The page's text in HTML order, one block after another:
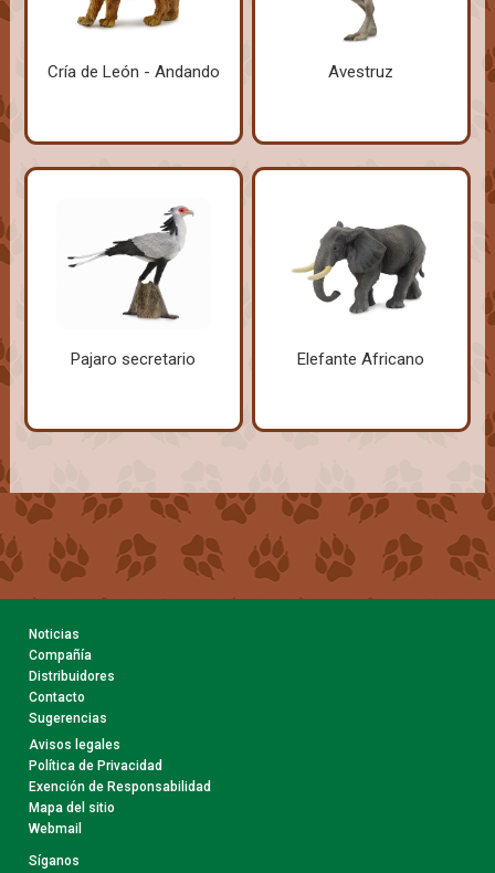
Cría de León - Andando Avestruz
Pajaro secretario Elefante Africano
Noticias
Compañía
Distribuidores
Contacto
Sugerencias
Avisos legales
Política de Privacidad
Exención de Responsabilidad
Mapa del sitio
Webmail
Síganos